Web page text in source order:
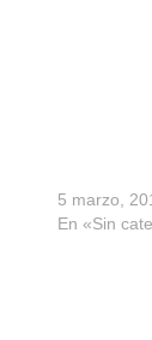
5 marzo,
En «Sin